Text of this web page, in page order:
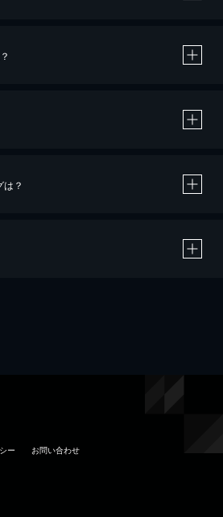
ジットカード決済による作品の購入 / レンタルです。
？
ー お問い合わせ